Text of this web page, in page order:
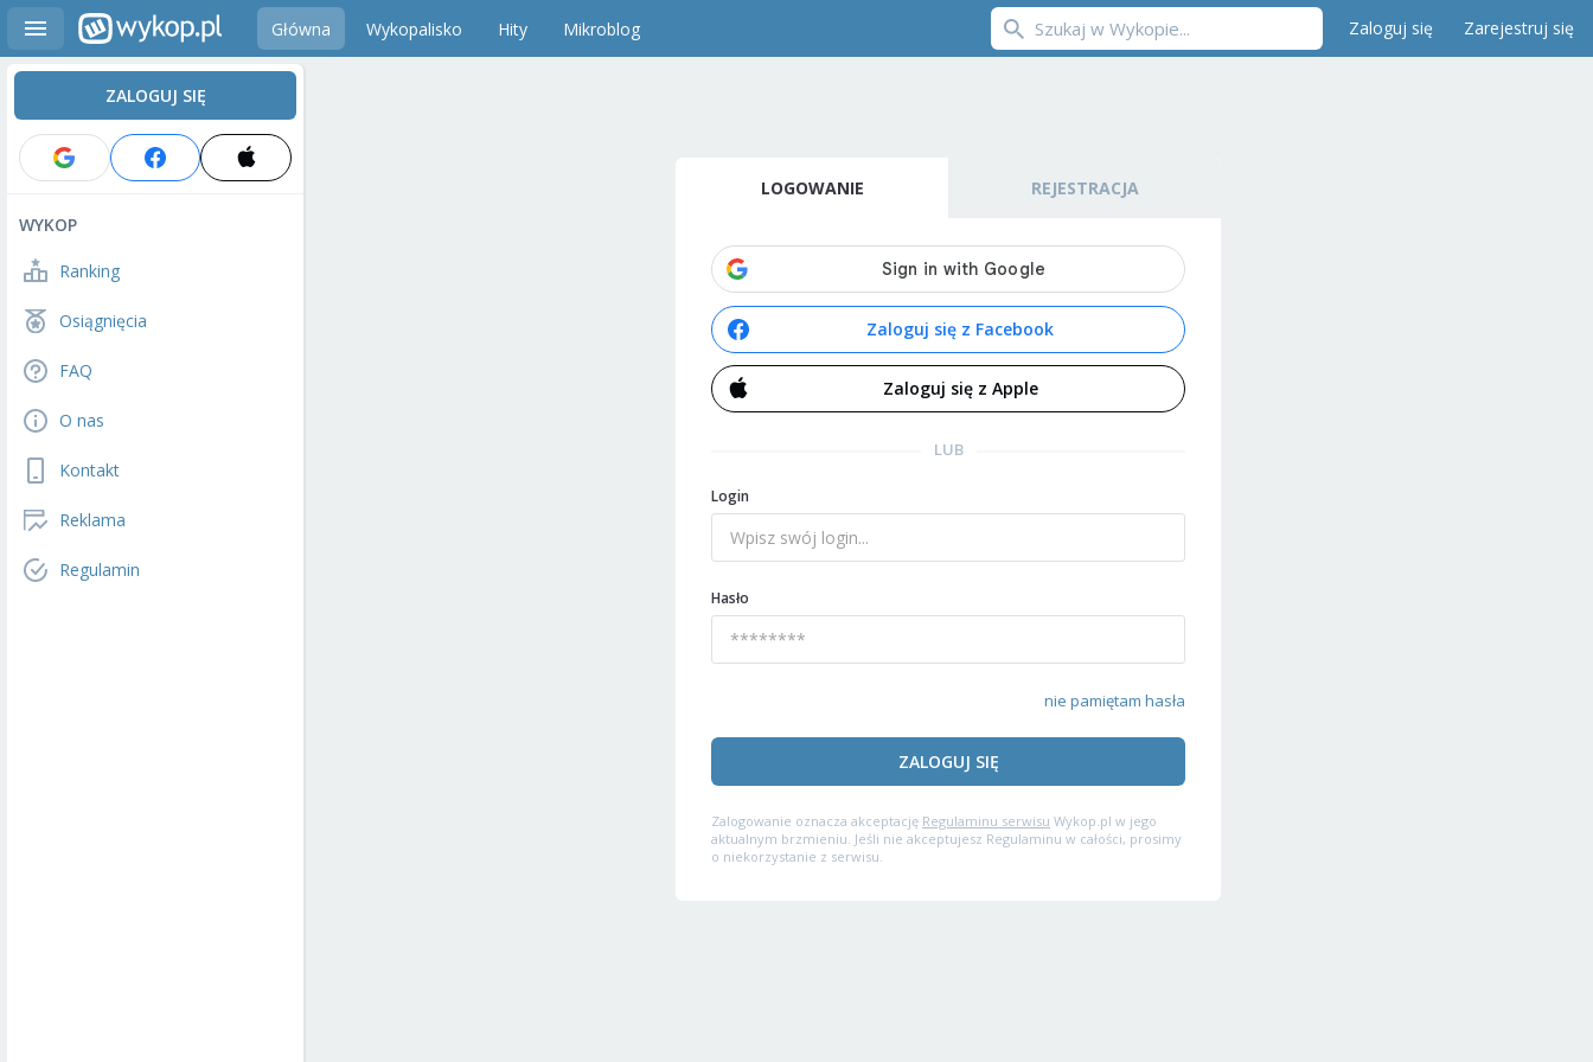
Główna Wykopalisko Hity Mikroblog Zaloguj się Zarejestruj się
ZALOGUJ SIĘ
WYKOP
Ranking
Osiągnięcia
FAQ
O nas
Kontakt
Reklama
Regulamin
LOGOWANIE REJESTRACJA
Zaloguj się z Facebook
Zaloguj się z Apple
LUB
Login
Hasło
nie pamiętam hasła
ZALOGUJ SIĘ
Zalogowanie oznacza akceptację Regulaminu serwisu Wykop.pl w jego
aktualnym brzmieniu. Jeśli nie akceptujesz Regulaminu w całości, prosimy
o niekorzystanie z serwisu.